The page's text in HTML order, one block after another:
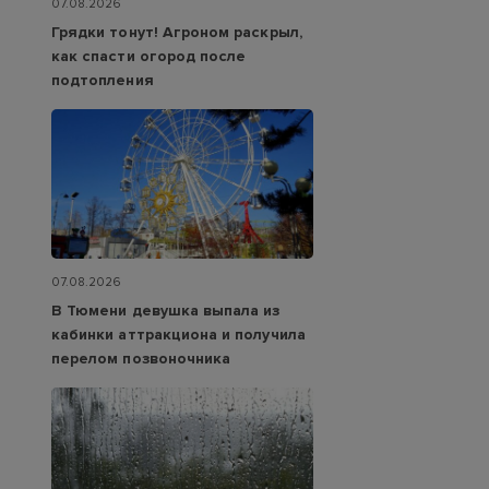
07.08.2026
Грядки тонут! Агроном раскрыл,
как спасти огород после
подтопления
07.08.2026
В Тюмени девушка выпала из
кабинки аттракциона и получила
перелом позвоночника